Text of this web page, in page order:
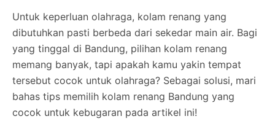
Untuk keperluan olahraga, kolam renang yang
dibutuhkan pasti berbeda dari sekedar main air. Bagi
yang tinggal di Bandung, pilihan kolam renang
memang banyak, tapi apakah kamu yakin tempat
tersebut cocok untuk olahraga? Sebagai solusi, mari
bahas tips memilih kolam renang Bandung yang
cocok untuk kebugaran pada artikel ini!